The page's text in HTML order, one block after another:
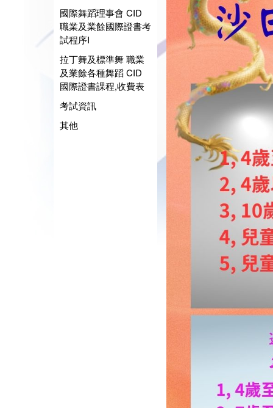
國際舞蹈理事會 CID
職業及業餘國際證書考
試程序I
拉丁舞及標準舞 職業
及業餘各種舞蹈 CID
國際證書課程,收費表
考試資訊
其他